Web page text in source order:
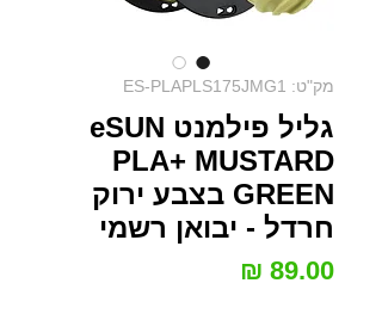
מק"ט: ES-PLAPLS175JMG1
גליל פילמנט eSUN
PLA+ MUSTARD
GREEN בצבע ירוק
חרדל - יבואן רשמי